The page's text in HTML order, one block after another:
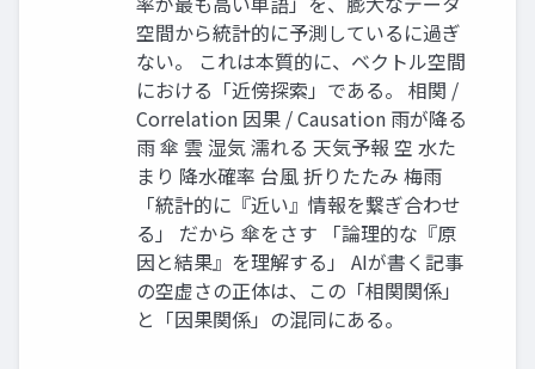
空間から統計的に予測しているに過ぎ
ない。 これは本質的に、ベクトル空間
における「近傍探索」である。 相関 /
Correlation 因果 / Causation 雨が降る
雨 傘 雲 湿気 濡れる 天気予報 空 水た
まり 降水確率 台風 折りたたみ 梅雨
「統計的に『近い』情報を繋ぎ合わせ
る」 だから 傘をさす 「論理的な『原
因と結果』を理解する」 AIが書く記事
の空虚さの正体は、この「相関関係」
と「因果関係」の混同にある。